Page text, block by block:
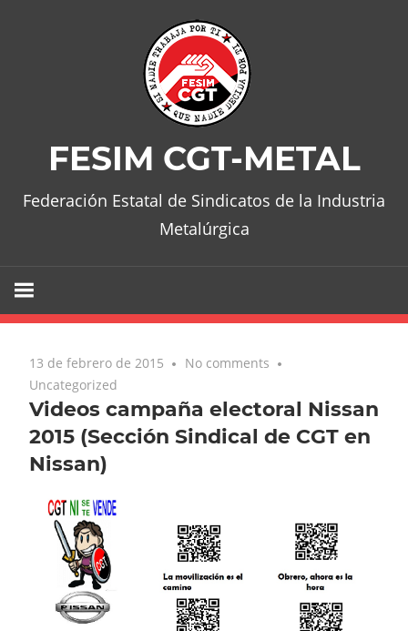
FESIM CGT-METAL
Federación Estatal de Sindicatos de la Industria
Metalúrgica
13 de febrero de 2015
No comments
Uncategorized
Videos campaña electoral Nissan
2015 (Sección Sindical de CGT en
Nissan)